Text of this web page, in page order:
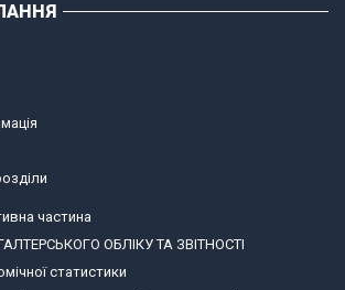
частина
ОБЛІКУ ТА ЗВІТНОСТІ
статистики